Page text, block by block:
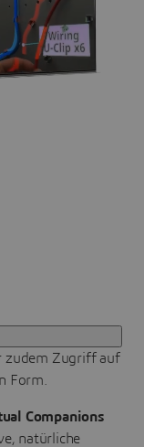
zudem Zugriff auf
Form.
Companions
natürliche